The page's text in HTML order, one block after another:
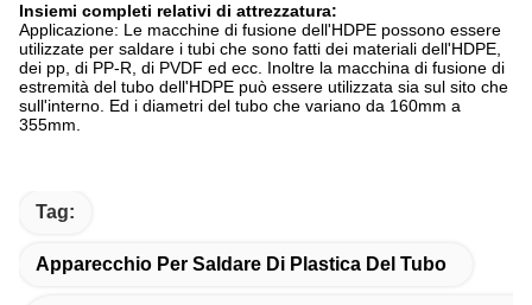
Insiemi completi relativi di attrezzatura:
Applicazione: Le macchine di fusione dell'HDPE possono essere
utilizzate per saldare i tubi che sono fatti dei materiali dell'HDPE,
dei pp, di PP-R, di PVDF ed ecc. Inoltre la macchina di fusione di
estremità del tubo dell'HDPE può essere utilizzata sia sul sito che
sull'interno. Ed i diametri del tubo che variano da 160mm a
355mm.
Tag:
Apparecchio Per Saldare Di Plastica Del Tubo